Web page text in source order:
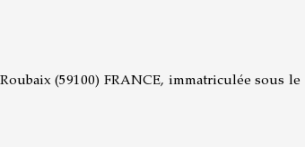
(59100) FRANCE, immatriculée sous le